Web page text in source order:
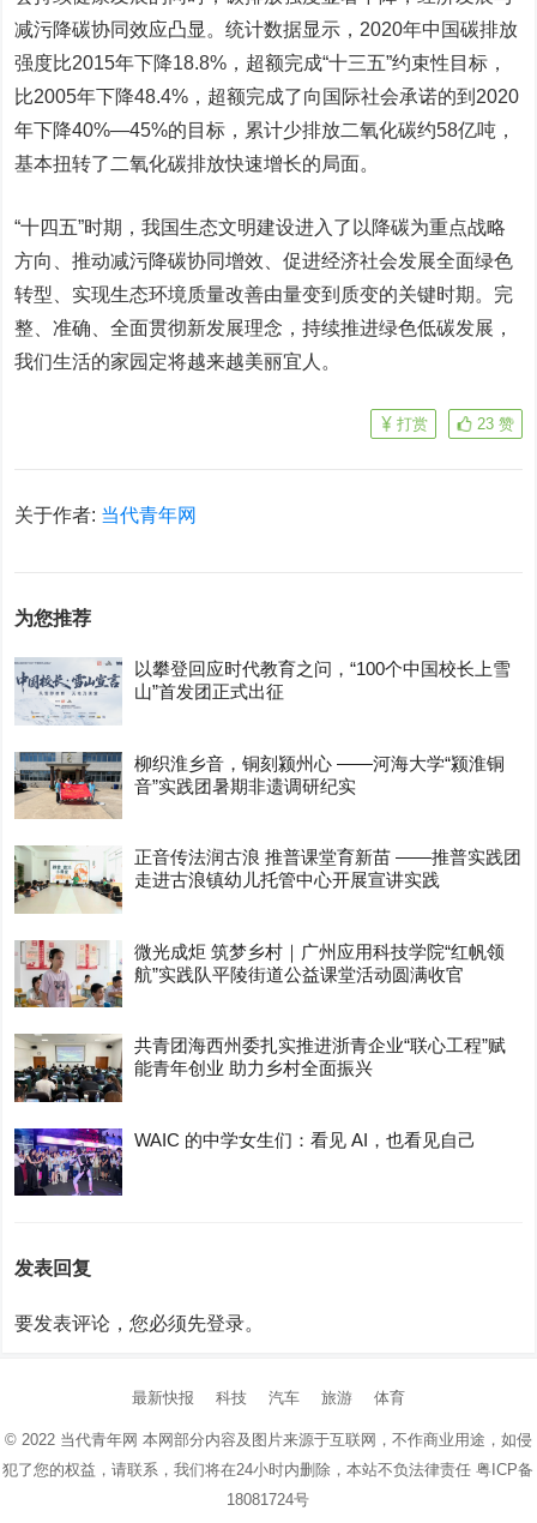
减污降碳协同效应凸显。统计数据显示，2020年中国碳排放
强度比2015年下降18.8%，超额完成“十三五”约束性目标，
比2005年下降48.4%，超额完成了向国际社会承诺的到2020
年下降40%—45%的目标，累计少排放二氧化碳约58亿吨，
基本扭转了二氧化碳排放快速增长的局面。
“十四五”时期，我国生态文明建设进入了以降碳为重点战略
方向、推动减污降碳协同增效、促进经济社会发展全面绿色
转型、实现生态环境质量改善由量变到质变的关键时期。完
整、准确、全面贯彻新发展理念，持续推进绿色低碳发展，
我们生活的家园定将越来越美丽宜人。
23 赞
打赏
关于作者: 当代青年网
为您推荐
以攀登回应时代教育之问，“100个中国校长上雪
山”首发团正式出征
柳织淮乡音，铜刻颍州心 ——河海大学“颍淮铜
音”实践团暑期非遗调研纪实
正音传法润古浪 推普课堂育新苗 ——推普实践团
走进古浪镇幼儿托管中心开展宣讲实践
微光成炬 筑梦乡村｜广州应用科技学院“红帆领
航”实践队平陵街道公益课堂活动圆满收官
共青团海西州委扎实推进浙青企业“联心工程”赋
能青年创业 助力乡村全面振兴
WAIC 的中学女生们：看见 AI，也看见自己
发表回复
要发表评论，您必须先登录。
最新快报 科技 汽车 旅游 体育
© 2022 当代青年网 本网部分内容及图片来源于互联网，不作商业用途，如侵
犯了您的权益，请联系，我们将在24小时内删除，本站不负法律责任粤ICP备
18081724号